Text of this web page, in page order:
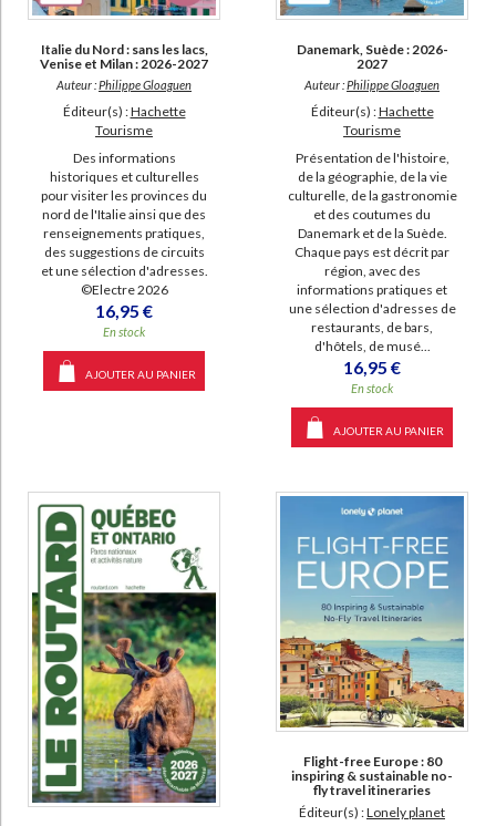
manquant (380)
a-paraitre (293)
Italie du Nord : sans les lacs,
Venise et Milan : 2026-2027
Auteur : Philippe Gloaguen
Éditeur(s) :Hachette
Tourisme
Des informations
historiques et culturelles
pour visiter les provinces du
nord de l'Italie ainsi que des
renseignements pratiques,
des suggestions de circuits
et une sélection d'adresses.
©Electre 2026
16,95 €
En stock
AJOUTER AU PANIER
Danemark, Suède : 2026-
2027
Auteur : Philippe Gloaguen
Éditeur(s) :Hachette
Tourisme
Présentation de l'histoire,
de la géographie, de la vie
culturelle, de la gastronomie
et des coutumes du
Danemark et de la Suède.
Chaque pays est décrit par
région, avec des
informations pratiques et
une sélection d'adresses de
restaurants, de bars,
d'hôtels, de musé...
16,95 €
En stock
AJOUTER AU PANIER
Flight-free Europe : 80
inspiring & sustainable no-
fly travel itineraries
Éditeur(s) :Lonely planet